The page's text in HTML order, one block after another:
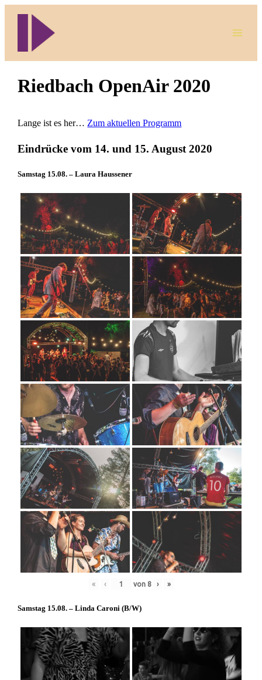
Riedbach OpenAir 2020
Lange ist es her… Zum aktuellen Programm
Eindrücke vom 14. und 15. August 2020
Samstag 15.08. – Laura Haussener
« ‹ von 8 › »
Samstag 15.08. – Linda Caroni (B/W)